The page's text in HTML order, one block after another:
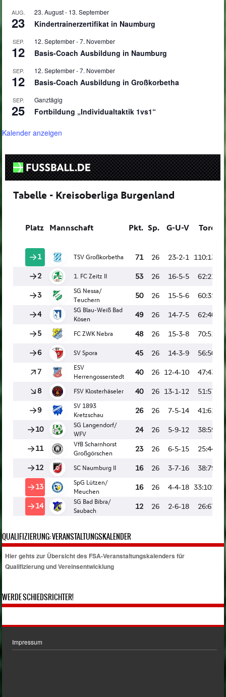
AUG.
23
23. August- 13. September
Kindertrainerzertifikat in Naumburg
SEP.
12
12. September-7. November
Basis-Coach Ausbildung in Naumburg
SEP.
12
12. September-7. November
Basis-Coach Ausbildung in Großkorbetha
SEP.
25
Ganztägig
Fortbildung „Individualtaktik 1vs1“
Kalender anzeigen
QUALIFIZIERUNG: VERANSTALTUNGSKALENDER
Hier gehts zur Übersicht des FSA-Veranstaltungskalenders für
Qualifizierung und Vereinsentwicklung
WERDE SCHIEDSRICHTER!
Impressum